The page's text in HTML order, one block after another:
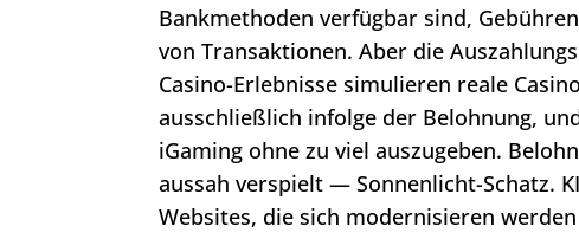
Bankmethoden verfügbar sind,
von Transaktionen. Aber die
Casino-Erlebnisse simulieren reale
ausschließlich infolge der Belohnung,
iGaming ohne zu viel auszugeben.
aussah verspielt — Sonnenlicht-Schatz.
Websites, die sich modernisieren